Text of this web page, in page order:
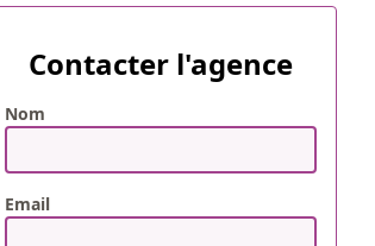
Contacter l'agence
Nom
Email